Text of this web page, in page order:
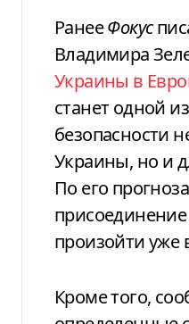
РанееФокус
Владимира
Украины в
станет одной
безопасности
Украины, но и
По его
произойти уже
Кроме того,